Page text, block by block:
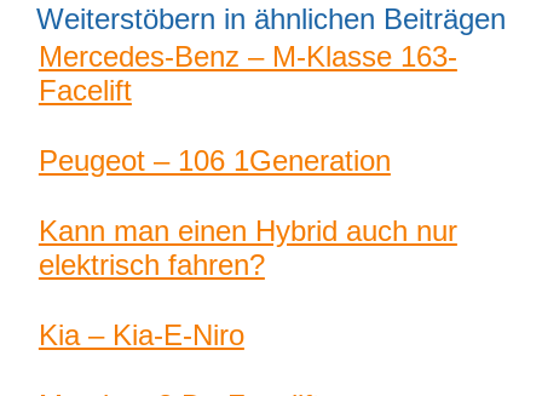
Weiterstöbern in ähnlichen Beiträgen
Mercedes-Benz – M-Klasse 163-
Facelift
Peugeot – 106 1Generation
Kann man einen Hybrid auch nur
elektrisch fahren?
Kia – Kia-E-Niro